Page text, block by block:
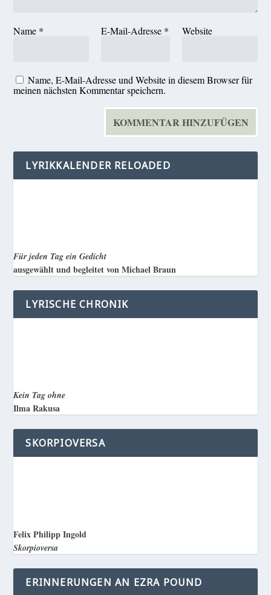
Name * E-Mail-Adresse * Website
Name, E-Mail-Adresse und Website in diesem Browser für
meinen nächsten Kommentar speichern.
LYRIKKALENDER RELOADED
Für jeden Tag ein Gedicht
ausgewählt und begleitet von Michael Braun
LYRISCHE CHRONIK
Kein Tag ohne
Ilma Rakusa
SKORPIOVERSA
Felix Philipp Ingold
Skorpioversa
ERINNERUNGEN AN EZRA POUND